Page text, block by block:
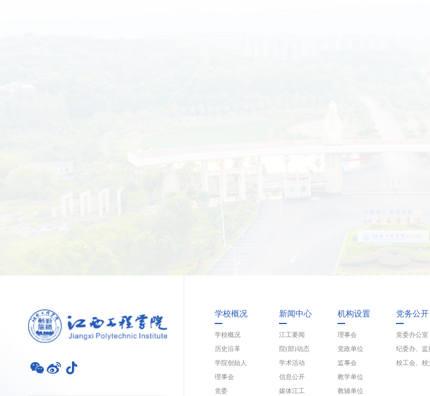
学校概况
学校概况
历史沿革
学院创始人
理事会
党委
新闻中心
江工要闻
院(部)动态
学术活动
信息公开
媒体江工
机构设置
理事会
党政单位
监事会
教学单位
教辅单位
党务公开
党委办公室
纪委办、监
校工会、校